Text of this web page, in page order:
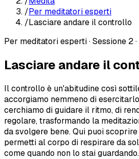
/Per meditatori esperti
/Lasciare andare il controllo
Per meditatori esperti·Sessione 2·
Lasciare andare il
Il controllo è un'abitudine così
accorgiamo nemmeno di
cerchiamo di guidare il ritmo, di
regolare, trasformando la
da svolgere bene. Qui puoi
permetti al corpo di respirare da
come quando non lo stai guardando.